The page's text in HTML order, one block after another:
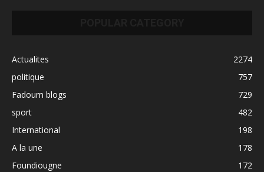
Actualites
2274
politique
757
Fadoum blogs
729
sport
482
International
198
A la une
178
Foundiougne
172